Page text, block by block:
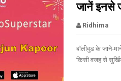
जानें इनसे
Ridhima
बॉलीवुड के जाने-
किसी वजह से